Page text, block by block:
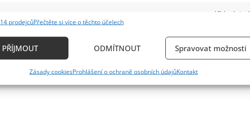
Vždy aktivní
zařízení na základě automaticky přenášených informací.
aktivně vyžádaných informací.
prodejcůPřečtěte si více o těchto účelech
PŘÍJMOUT ODMÍTNOUT Spravovat možnosti
Zásady cookiesProhlášení o ochraně osobních údajůKontakt